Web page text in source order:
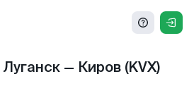
— Киров (KVX)